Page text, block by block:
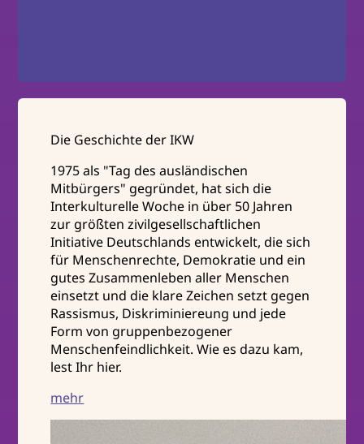
Die Geschichte der IKW
1975 als "Tag des ausländischen
Mitbürgers" gegründet, hat sich die
Interkulturelle Woche in über 50 Jahren
zur größten zivilgesellschaftlichen
Initiative Deutschlands entwickelt, die sich
für Menschenrechte, Demokratie und ein
gutes Zusammenleben aller Menschen
einsetzt und die klare Zeichen setzt gegen
Rassismus, Diskriminiereung und jede
Form von gruppenbezogener
Menschenfeindlichkeit. Wie es dazu kam,
lest Ihr hier.
mehr